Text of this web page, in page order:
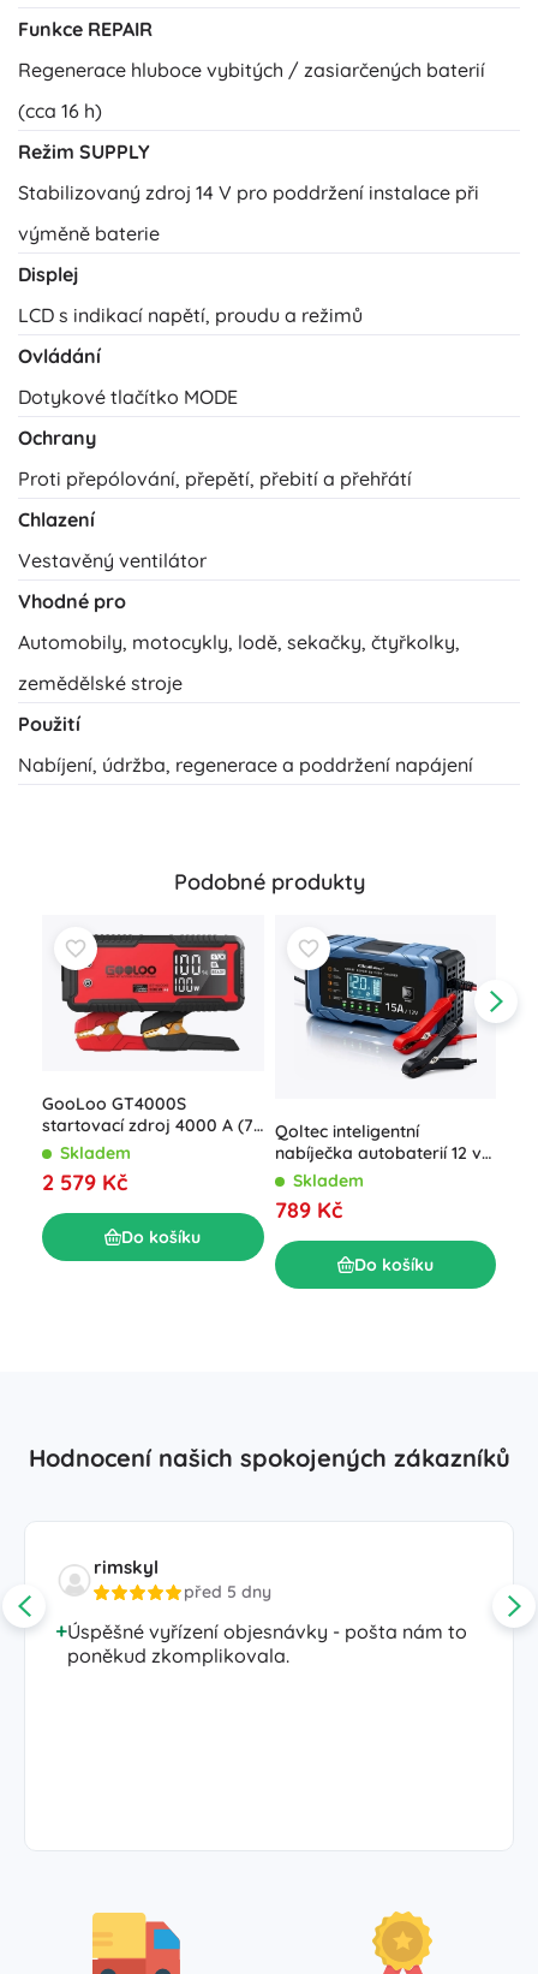
Funkce REPAIR
Regenerace hluboce vybitých / zasiarčených baterií
(cca 16 h)
Režim SUPPLY
Stabilizovaný zdroj 14 V pro poddržení instalace při
výměně baterie
Displej
LCD s indikací napětí, proudu a režimů
Ovládání
Dotykové tlačítko MODE
Ochrany
Proti přepólování, přepětí, přebití a přehřátí
Chlazení
Vestavěný ventilátor
Vhodné pro
Automobily, motocykly, lodě, sekačky, čtyřkolky,
zemědělské stroje
Použití
Nabíjení, údržba, regenerace a poddržení napájení
Podobné produkty
GooLoo GT4000S
startovací zdroj 4000 A (74
Wh)Skladem
2 579 Kč
Do košíku
Qoltec inteligentní
nabíječka autobaterií 12 v
15 a s funkcí opravy pro
AGM/GEL/LiFePO4
Skladem
789 Kč
Do košíku
Hodnocení našich spokojených zákazníků
rimskyl
před 5 dny
Úspěšné vyřízení objesnávky - pošta nám to
poněkud zkomplikovala.